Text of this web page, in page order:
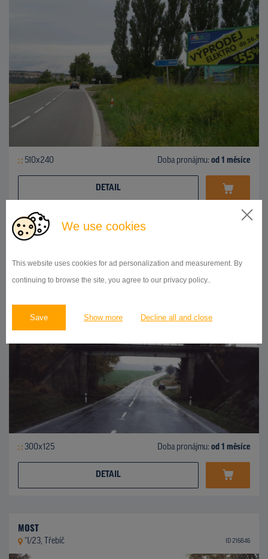
We use cookies
This website uses cookies for ad personalization and measurement. By
continuing to browse the site, you agree to our privacy policy..
Save Show more Decline all and close
510x240 Doba pronájmu: od 1 měsíce
DETAIL
MOST
300x125 Doba pronájmu: od 1 měsíce
DETAIL
MOST
*I/23, Třebíč ID 216846